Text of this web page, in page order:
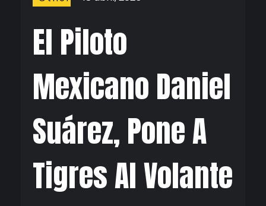
El Piloto
Mexicano Daniel
Suárez, Pone A
Tigres Al Volante